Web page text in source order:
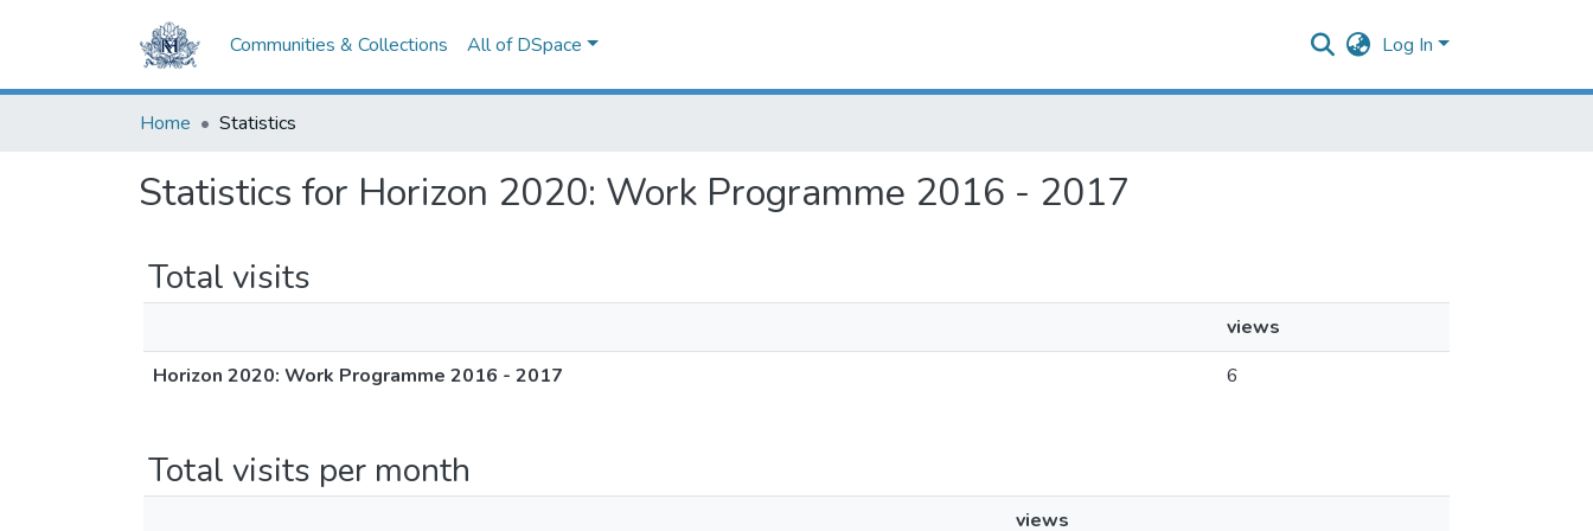
Communities & Collections All of DSpace Log In
Home Statistics
Statistics for Horizon 2020: Work Programme 2016 - 2017
Total visits
views
Horizon 2020: Work Programme 2016 - 2017
6
Total visits per month
views